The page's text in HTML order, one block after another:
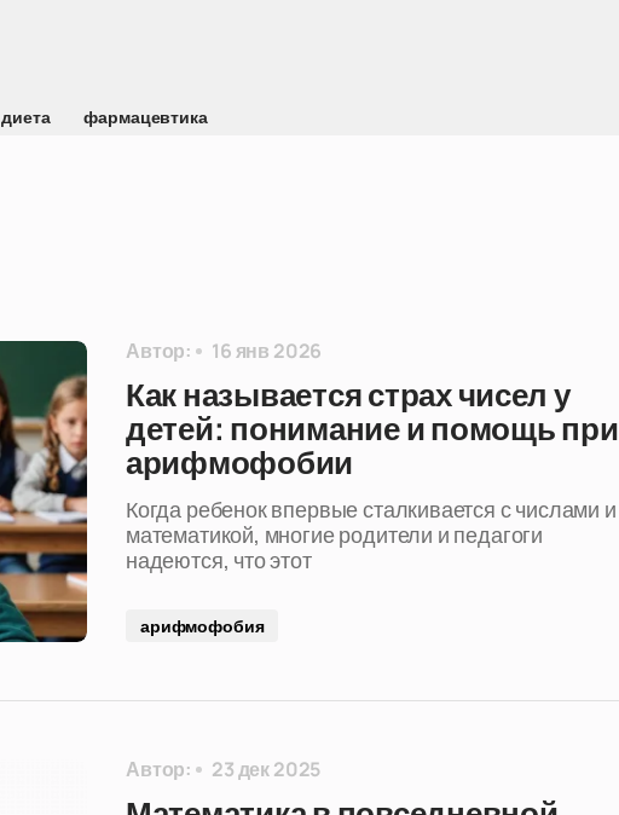
диета фармацевтика
Автор: 16 янв 2026
Как называется страх чисел у
детей: понимание и помощь при
арифмофобии
Когда ребенок впервые сталкивается с числами и
математикой, многие родители и педагоги
надеются, что этот
арифмофобия
Автор: 23 дек 2025